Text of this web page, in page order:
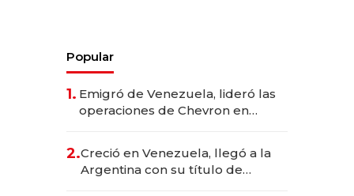
Popular
1. Emigró de Venezuela, lideró las
operaciones de Chevron en
2.Creció en Venezuela, llegó a la
Argentina con su título de